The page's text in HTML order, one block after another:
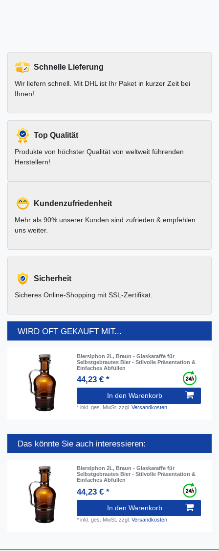
Schnelle Lieferung
Wir liefern schnell. Mit DHL ist Ihr Paket in kurzer Zeit bei
Ihnen!
Top Qualität
Produkte von höchster Qualität von weltweit führenden
Herstellern!
Kundenzufriedenheit
Mehr als 90% unserer Kunden sind zufrieden & empfehlen
uns weiter.
Sicherheit
Sicheres Online-Shopping mit SSL-Zertifikat.
WIRD OFT GEKAUFT MIT...
Biersiphon 2L, Braun - Glaskaraffe für
Selbstgebrautes Bier - Stilvolle Präsentation &
Einfaches Abfüllen
44,23 € *
In den Warenkorb
*inkl. ges. MwSt. zzgl.Versandkosten
Das könnte Sie auch interessieren:
Biersiphon 2L, Braun - Glaskaraffe für
Selbstgebrautes Bier - Stilvolle Präsentation &
Einfaches Abfüllen
44,23 € *
In den Warenkorb
*inkl. ges. MwSt. zzgl.Versandkosten